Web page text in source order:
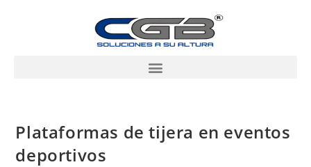
Plataformas de tijera en eventos
deportivos